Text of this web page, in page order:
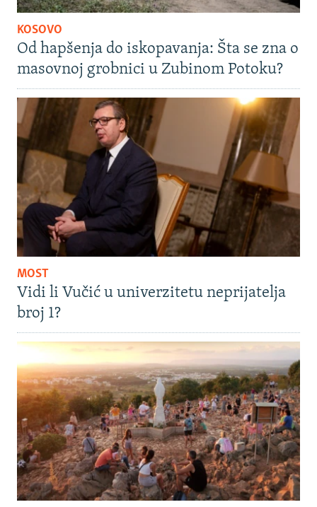
KOSOVO
Od hapšenja do iskopavanja: Šta se zna o
masovnoj grobnici u Zubinom Potoku?
MOST
Vidi li Vučić u univerzitetu neprijatelja
broj 1?